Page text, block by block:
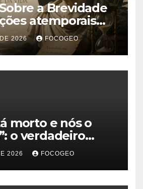
a Brevidade
atemporais
a felicidade e
sentido da
2026 FOCOGEO
morto e nós o
o verdadeiro
da frase de
2026 FOCOGEO